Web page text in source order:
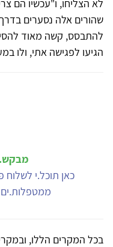
לא הצליחו, ו"עכשיו הם
שהורים אלה נסערים
להתבסס, קשה מאוד
הגיעו לפגישה אתי, ולו
כאן תוכל.י לשלוח
ממטפלות.ים
בכל המקרים הללו,